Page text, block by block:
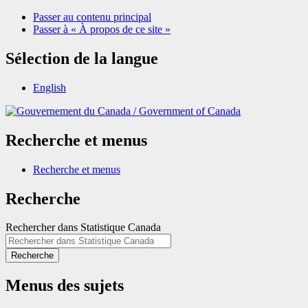
Passer au contenu principal
Passer à « À propos de ce site »
Sélection de la langue
English
/Government of Canada
Recherche et menus
Recherche et menus
Recherche
Rechercher dans Statistique Canada
Recherche
Menus des sujets